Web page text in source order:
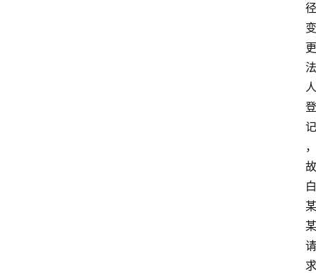
径
变
更
法
人
登
记
，
故
白
某
某
请
求